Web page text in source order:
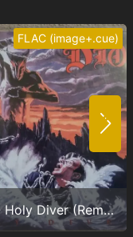
FLAC (image+.cue)
Dio - Holy Diver (Remastered) (24/96.0)